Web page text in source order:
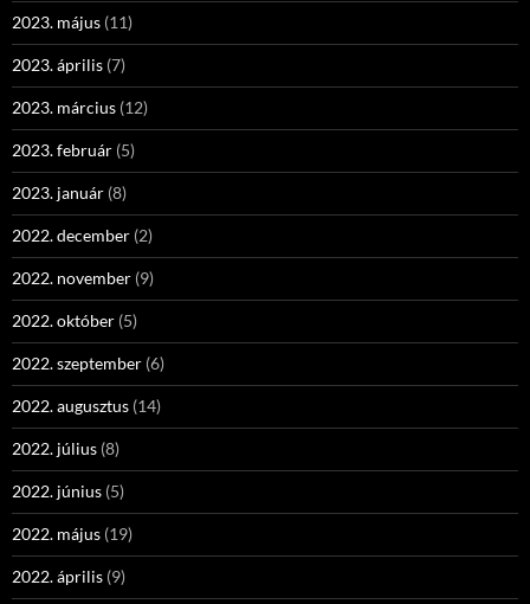
2023. május (11)
2023. április (7)
2023. március (12)
2023. február (5)
2023. január (8)
2022. december (2)
2022. november (9)
2022. október (5)
2022. szeptember (6)
2022. augusztus (14)
2022. július (8)
2022. június (5)
2022. május (19)
2022. április (9)